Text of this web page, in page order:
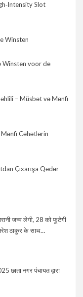
Slot
Winsten
Winsten voor de
– Müsbət və Mənfi
Cəhətlərin
Çıxarışa Qədər
जन्म लेगी, 28 को फूटेगी
नरेश ठाकुर के साथ…
छाता नगर पंचायत द्वारा